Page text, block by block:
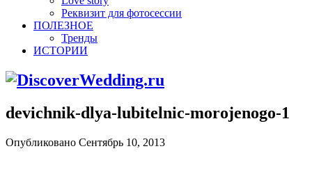
Реквизит для фотосессии
ПОЛЕЗНОЕ
Тренды
ИСТОРИИ
devichnik-dlya-lubitelnic-morojenogo-1
Опубликовано Сентябрь 10, 2013